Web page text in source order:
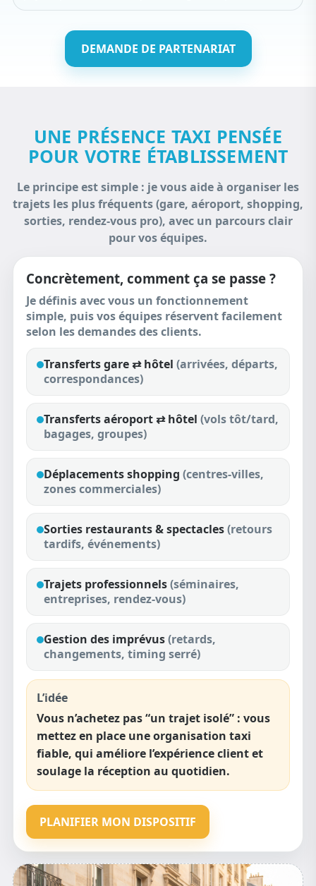
DEMANDE DE PARTENARIAT
UNE PRÉSENCE TAXI PENSÉE
POUR VOTRE ÉTABLISSEMENT
Le principe est simple : je vous aide à organiser les
trajets les plus fréquents (gare, aéroport, shopping,
sorties, rendez-vous pro), avec un parcours clair
pour vos équipes.
Concrètement, comment ça se passe ?
Je définis avec vous un fonctionnement
simple, puis vos équipes réservent facilement
selon les demandes des clients.
Transfertsgare ⇄ hôtel (arrivées, départs,
correspondances)
Transfertsaéroport ⇄ hôtel (vols tôt/tard,
bagages, groupes)
Déplacementsshopping (centres-villes,
zones commerciales)
Sorties restaurants & spectacles(retours
tardifs, événements)
Trajets professionnels(séminaires,
entreprises, rendez-vous)
Gestion des imprévus(retards,
changements, timing serré)
L’idée
Vous n’achetez pas “un trajet isolé” : vous
mettez en place une organisation taxi
fiable, qui améliore l’expérience client et
soulage la réception au quotidien.
PLANIFIER MON DISPOSITIF